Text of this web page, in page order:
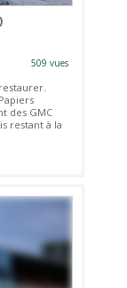
509 vues
des GMC
restant à la